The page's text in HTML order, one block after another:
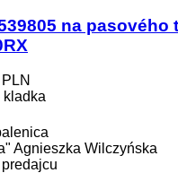
na pasového
kladka
Agnieszka Wilczyńska